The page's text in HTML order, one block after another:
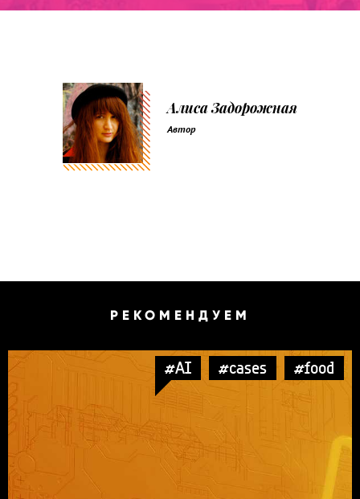
Алиса Задорожная
Автор
РЕКОМЕНДУЕМ
#AI #cases #food